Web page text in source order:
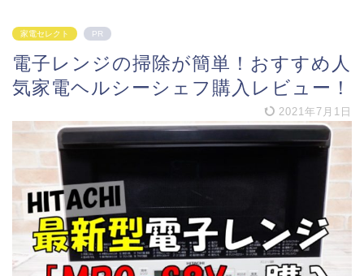
家電セレクト PR
電子レンジの掃除が簡単！おすすめ人
気家電ヘルシーシェフ購入レビュー！
2021年7月1日